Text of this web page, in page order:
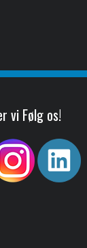
vi Følg os!